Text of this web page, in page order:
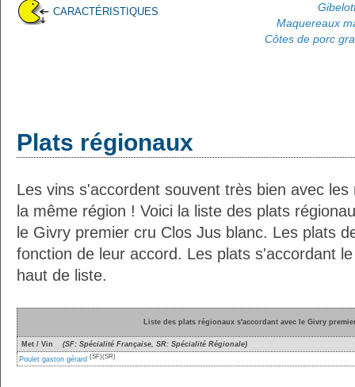
CARACTÉRISTIQUES
Maquereaux
Côtes de porc
Plats régionaux
Les vins s'accordent souvent très bien avec
la même région ! Voici la liste des plats
le Givry premier cru Clos Jus blanc. Les plats
fonction de leur accord. Les plats s'accordant
haut de liste.
Liste des plats régionaux s'accordant avec le Givry
Met / Vin
(SF: Spécialité Française, SR: Spécialité Régionale)
Poulet gaston gérard (SF)(SR)